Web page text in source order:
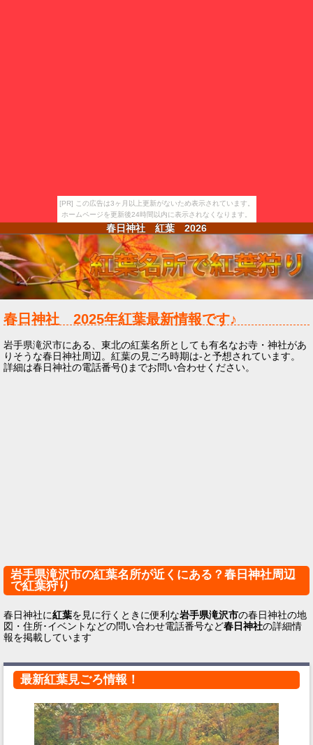
[PR] この広告は3ヶ月以上更新がないため表示されています。
ホームページを更新後24時間以内に表示されなくなります。
春日神社 紅葉 2026
春日神社 2025年紅葉最新情報です♪
岩手県滝沢市にある、東北の紅葉名所としても有名なお寺・神社があ
りそうな春日神社周辺。紅葉の見ごろ時期は-と予想されています。
詳細は春日神社の電話番号()までお問い合わせください。
岩手県滝沢市の紅葉名所が近くにある？春日神社周辺
で紅葉狩り
春日神社に紅葉を見に行くときに便利な岩手県滝沢市の春日神社の地
図・住所･イベントなどの問い合わせ電話番号など春日神社の詳細情
報を掲載しています
最新紅葉見ごろ情報！